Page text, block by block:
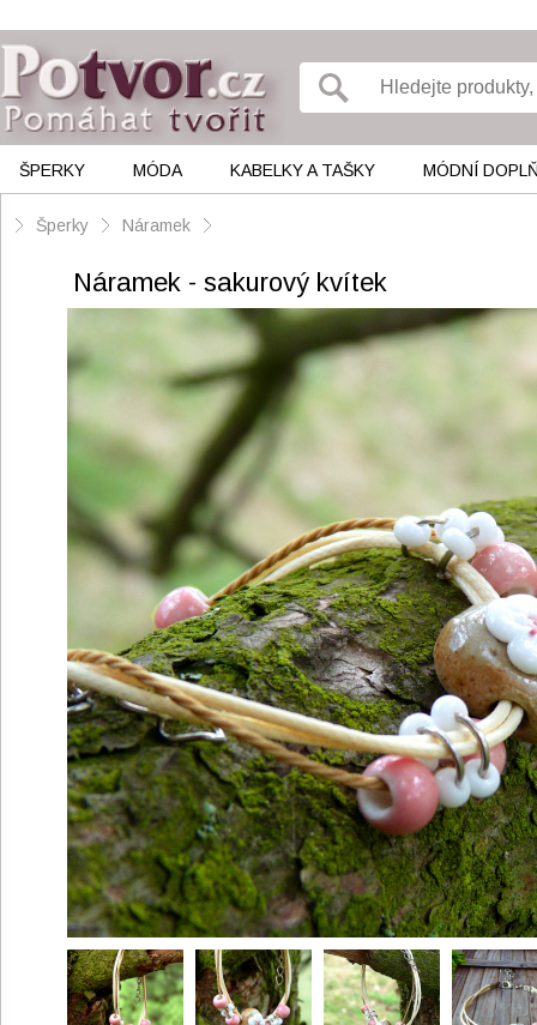
ŠPERKY MÓDA KABELKY A TAŠKY MÓDNÍ
Šperky Náramek
Náramek - sakurový kvítek